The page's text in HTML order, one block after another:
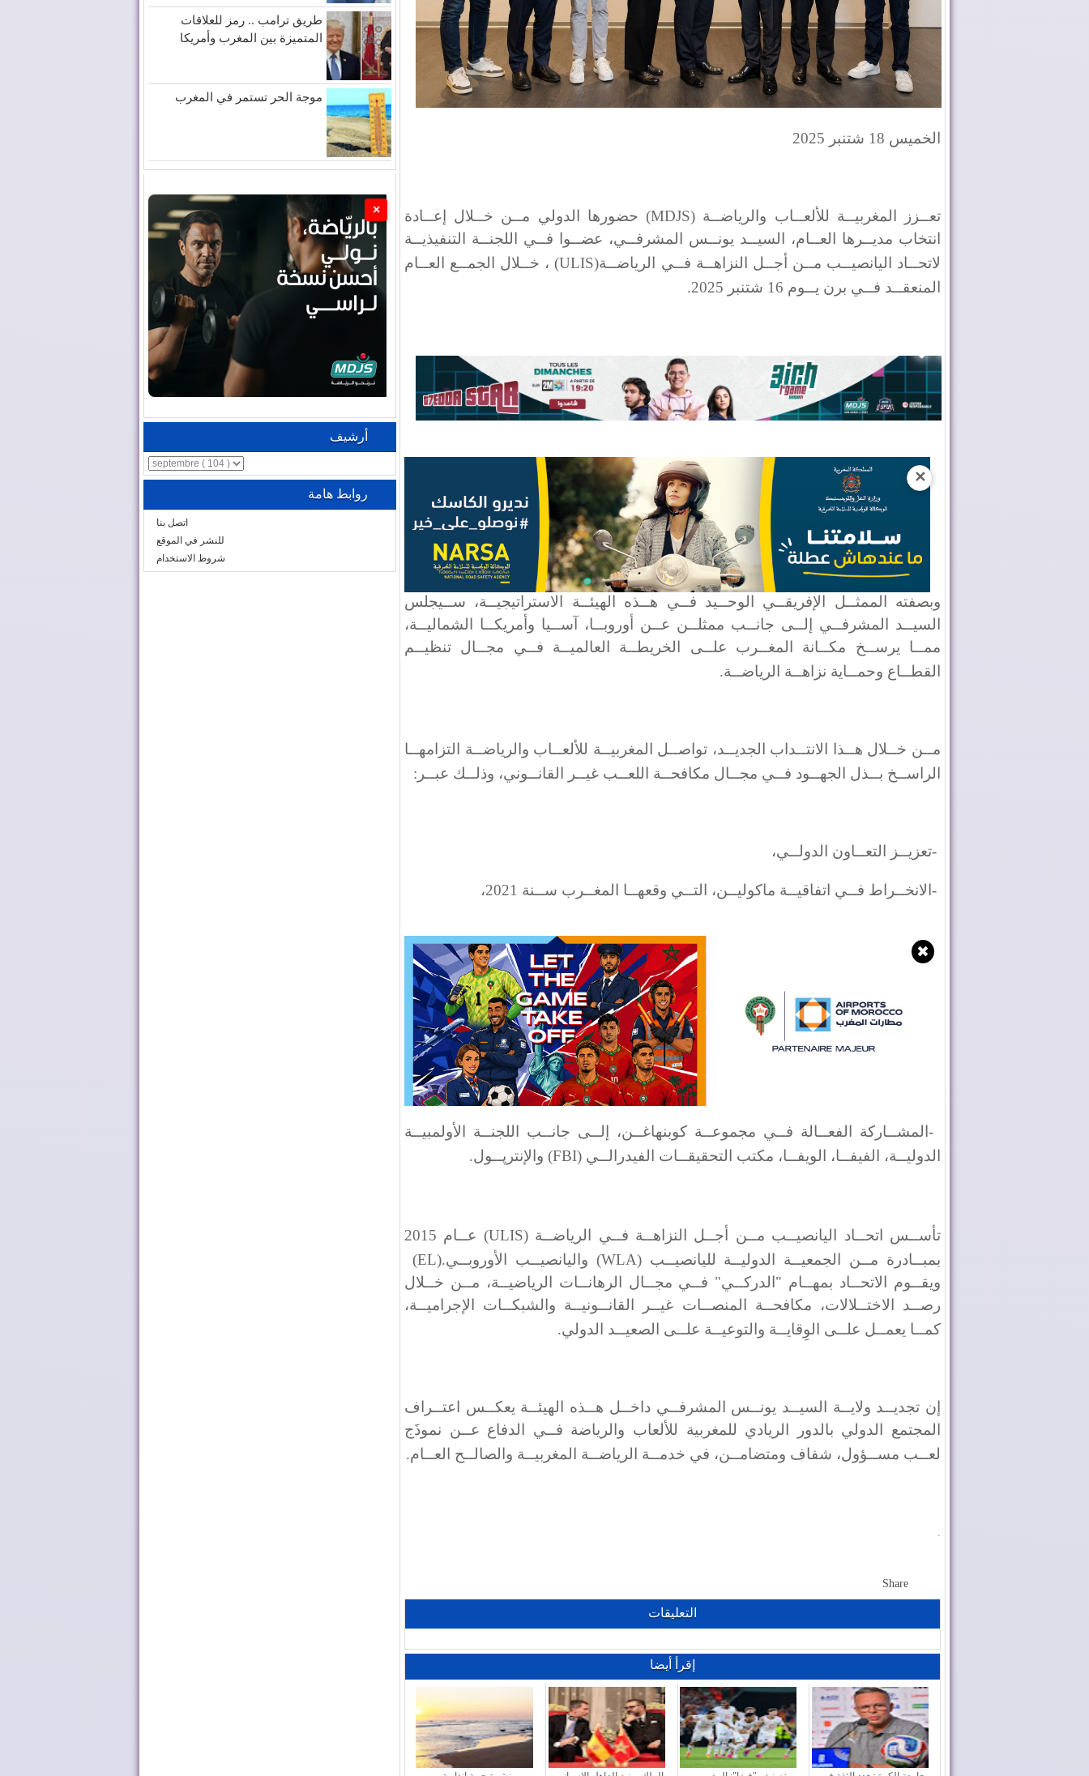
الخميس 18 شتنبر 2025
تعــزز المغربيــة للألعــاب والرياضــة (MDJS) حضورها الدولي مــن خــلال إعــادة
انتخاب مديــرها العــام، السيــد يونــس المشرفــي، عضــوا فــي اللجنــة التنفيذيــة
لاتحــاد اليانصيــب مــن أجــل النزاهــة فــي الرياضــة(ULIS) ، خــلال الجمــع العــام
المنعقــد فــي برن يــوم 16 شتنبر 2025
.
✕
وبصفته الممثــل الإفريقــي الوحــيد فــي هــذه الهيئــة الاستراتيجيــة، ســيجلس
السيــد المشرفــي إلــى جانــب ممثلــن عــن أوروبــا، آســيا وأمريكــا الشماليــة،
ممــا يرســخ مكــانة المغــرب علــى الخريطــة العالميــة فــي مجــال تنظيــم
القطــاع وحمــاية نزاهــة الرياضــة.
مــن خــلال هــذا الانتــداب الجديــد، تواصــل المغربيــة للألعــاب والرياضــة التزامهــا
الراســخ بــذل الجهــود فــي مجــال مكافحــة اللعــب غيــر القانــوني، وذلــك عبــر :
-تعزيــز التعــاون الدولــي،
- الانخــراط فــي اتفاقيــة ماكوليــن، التــي وقعهــا المغــرب ســنة 2021،
✖
- المشــاركة الفعــالة فــي مجموعــة كوبنهاغــن، إلــى جانــب اللجنــة الأولمبيــة
الدوليــة، الفيفــا، الويفــا، مكتب التحقيقــات الفيدرالــي (FBI) والإنترپــول.
تأســس اتحــاد اليانصيــب مــن أجــل النزاهــة فــي الرياضــة (ULIS)
عــام 2015
بمبــادرة مــن الجمعيــة الدوليــة لليانصيــب (WLA) واليانصيــب الأوروبــي(EL).
ويقــوم الاتحــاد بمهــام "الدركــي" فــي مجــال الرهانــات الرياضيــة، مــن خــلال
رصــد الاختــلالات، مكافحــة المنصــات غيــر القانــونيــة والشبكــات الإجراميــة،
كمــا يعمــل علــى الوِقايــة والتوعيــة علــى الصعيــد الدولي.
إن تجديــد ولايــة السيــد يونــس المشرفــي داخــل هــذه الهيئــة يعكــس اعتــراف
المجتمع الدولي بالدور الريادي للمغربية للألعاب والرياضة فــي الدفاع عــن نموذَج
لعــب مســؤول، شفاف ومتضامــن، في خدمــة الرياضــة المغربيــة والصالــح العــام.
.
Share
التعليقات
إقرأ أيضا
طريق ترامب .. رمز للعلاقات
المتميزة بين المغرب وأمريكا
موجة الحر تستمر في المغرب
×
أرشيف
روابط هامة
اتصل بنا
للنشر في الموقع
شروط الاستخدام